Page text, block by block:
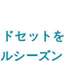
セットを
シーズン